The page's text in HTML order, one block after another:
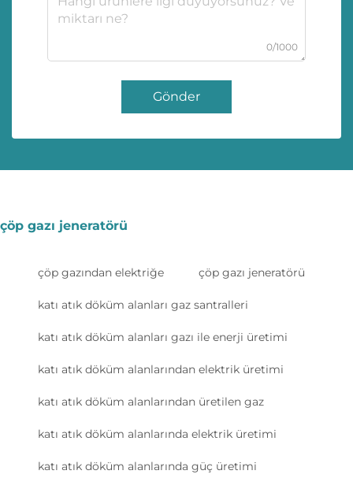
0/1000
Gönder
çöp gazı jeneratörü
çöp gazından elektriğe çöp gazı jeneratörü
katı atık döküm alanları gaz santralleri
katı atık döküm alanları gazı ile enerji üretimi
katı atık döküm alanlarından elektrik üretimi
katı atık döküm alanlarından üretilen gaz
katı atık döküm alanlarında elektrik üretimi
katı atık döküm alanlarında güç üretimi